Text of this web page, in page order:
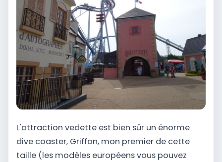
L'attraction vedette est bien sûr un énorme
dive coaster, Griffon, mon premier de cette
taille (les modèles européens vous pouvez